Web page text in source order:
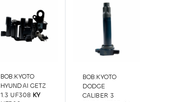
BOB.KYOTO
HYUNDAI GETZ
1.3 UF308 KY
BOB.KYOTO
DODGE
CALIBER 3